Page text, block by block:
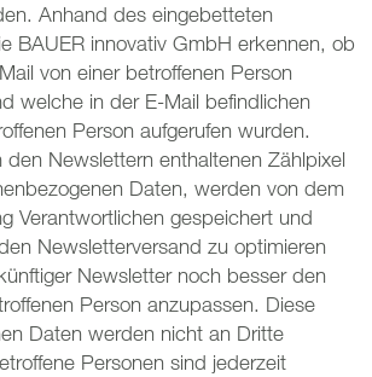
Anhand des eingebetteten
BAUER innovativ GmbH erkennen, ob
von einer betroffenen Person
welche in der E-Mail befindlichen
Person aufgerufen wurden.
Newslettern enthaltenen Zählpixel
Daten, werden von dem
Verantwortlichen gespeichert und
Newsletterversand zu optimieren
Newsletter noch besser den
Person anzupassen. Diese
Daten werden nicht an Dritte
Personen sind jederzeit